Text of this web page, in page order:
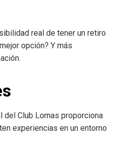
real de tener un retiro
opción? Y más
del Club Lomas proporciona
experiencias en un entorno